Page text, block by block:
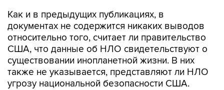
Как и в предыдущих публикациях, в
документах не содержится никаких выводов
относительно того, считает ли правительство
США, что данные об НЛО свидетельствуют о
существовании инопланетной жизни. В них
также не указывается, представляют ли НЛО
угрозу национальной безопасности США.